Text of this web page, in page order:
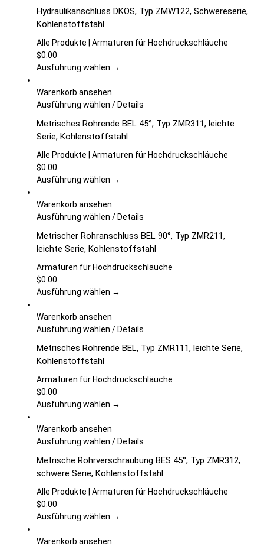
Produktseite
werden
weist
Varianten
Die
auf
Produktseite
gewählt
werden
Hydraulikanschluss DKOS, Typ ZMW122, Schwereserie,
Kohlenstoffstahl
Alle Produkte | Armaturen für Hochdruckschläuche
$0.00
Ausführung wählen →
Warenkorb ansehen
Ausführung wählen Dieses
weist
mehrere
Varianten
Die
auf
Produktseite
gewählt
werden
/ Details
Metrisches Rohrende BEL 45°, Typ ZMR311, leichte
Serie, Kohlenstoffstahl
Alle Produkte | Armaturen für Hochdruckschläuche
$0.00
Ausführung wählen →
Warenkorb ansehen
Ausführung wählen Dieses
weist
mehrere
Varianten
Die
auf
Produktseite
werden
/ Details
Metrischer Rohranschluss BEL 90°, Typ ZMR211,
leichte Serie, Kohlenstoffstahl
Armaturen für Hochdruckschläuche
$0.00
Ausführung wählen →
Warenkorb ansehen
Ausführung wählen Dieses
weist
Varianten
Die
auf
Produktseite
gewählt
werden
/ Details
Metrisches Rohrende BEL, Typ ZMR111, leichte Serie,
Kohlenstoffstahl
Armaturen für Hochdruckschläuche
$0.00
Ausführung wählen →
Warenkorb ansehen
Ausführung wählen Dieses
weist
mehrere
Varianten
Die
/ Details
Metrische Rohrverschraubung BES 45°, Typ ZMR312,
schwere Serie, Kohlenstoffstahl
Alle Produkte | Armaturen für Hochdruckschläuche
$0.00
Ausführung wählen →
Warenkorb ansehen